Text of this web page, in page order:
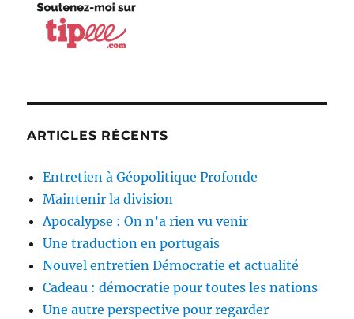
ARTICLES RÉCENTS
Entretien à Géopolitique Profonde
Maintenir la division
Apocalypse : On n’a rien vu venir
Une traduction en portugais
Nouvel entretien Démocratie et actualité
Cadeau : démocratie pour toutes les nations
Une autre perspective pour regarder